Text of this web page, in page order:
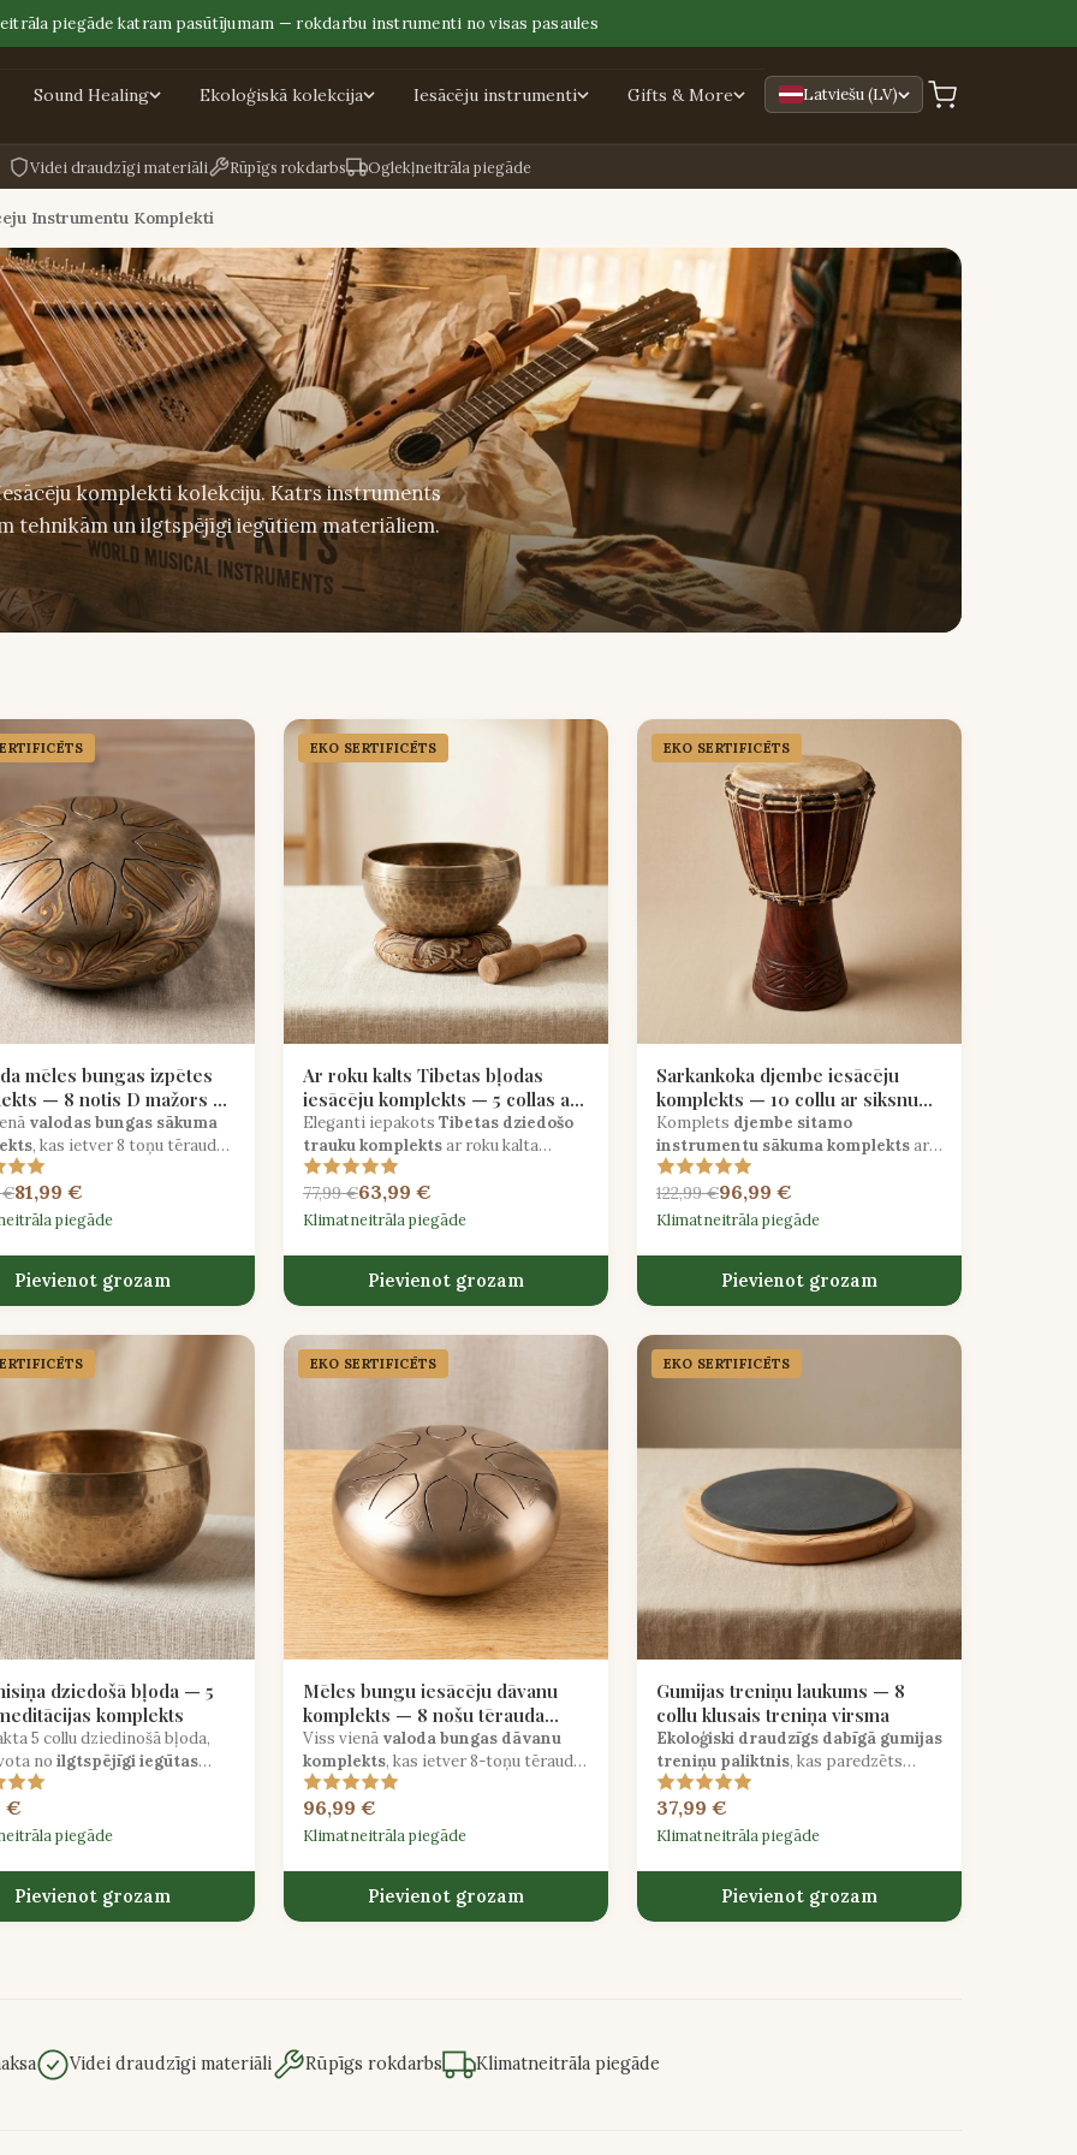
piegāde katram pasūtījumam — rokdarbu instrumenti no visas pasaules
Sound Healing Ekoloģiskā kolekcija Iesācēju instrumenti Gifts & More Latviešu (LV)
Videi draudzīgi materiāli Rūpīgs rokdarbs Oglekļneitrāla piegāde
Instrumentu Komplekti
komplekti kolekciju. Katrs instruments
tehnikām un ilgtspējīgi iegūtiem materiāliem.
mēles bungas izpētes
— 8 notis D mažors ar
un somu
valodas bungas sākuma
, kas ietver 8 toņu tērauda
D dur, gumijas āmurus, pirkstu
polsterētu pārvadāšanas
€81,99 €
piegāde
Pievienot grozam
EKO SERTIFICĒTS
Ar roku kalts Tibetas bļodas
iesācēju komplekts — 5 collas ar
vālīti un spilvenu
Eleganti iepakots Tibetas dziedošo
trauku komplektsar roku kalta
bronzas trauku, zamšādas āmuru, zīda
spilvenu un meditācijas ceļvedi.
77,99 €63,99 €
Klimatneitrāla piegāde
Pievienot grozam
EKO SERTIFICĒTS
Sarkankoka djembe iesācēju
komplekts — 10 collu ar siksnu
un ritma ceļvedi
Komplets djembe sitamo
instrumentu sākuma komplektsar
roku grebtu mahagonija bungas, kazas
ādas galvu, regulējamu plecu siksnu un
Rietumāfrikas ritmu grāmatu.
122,99 €96,99 €
Klimatneitrāla piegāde
Pievienot grozam
dziedošā bļoda — 5
komplekts
5 collu dziedinošā bļoda,
no ilgtspējīgi iegūtas
, ideāli piemērota iesācējiem,
apzinātu skaņas praksi.
€
piegāde
Pievienot grozam
EKO SERTIFICĒTS
Mēles bungu iesācēju dāvanu
komplekts — 8 nošu tērauda
bungas ar somu un dziesmu
grāmatu
Viss vienā valoda bungas dāvanu
komplekts, kas ietver 8-toņu tērauda
valoda bungas C major, mīkstu somu,
divus sitamos instrumentus un
iesācēju dziesmu grāmatu.
96,99 €
Klimatneitrāla piegāde
Pievienot grozam
EKO SERTIFICĒTS
Gumijas treniņu laukums — 8
collu klusais treniņa virsma
Ekoloģiski draudzīgs dabīgā gumijas
treniņu paliktnis, kas paredzēts
klusa mājas perkusiju apmācībai,
netraucējot jūsu mājsaimniecību.
37,99 €
Klimatneitrāla piegāde
Pievienot grozam
Videi draudzīgi materiāli Rūpīgs rokdarbs Klimatneitrāla piegāde